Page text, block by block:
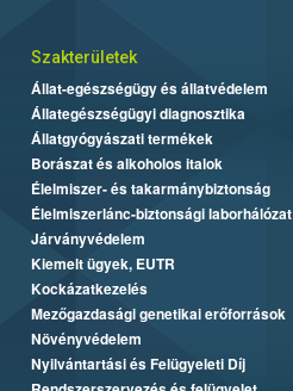
Szakterületek
Állat-egészségügy és állatvédelem
Állategészségügyi diagnosztika
Állatgyógyászati termékek
Borászat és alkoholos italok
Élelmiszer- és takarmánybiztonság
Élelmiszerlánc-biztonsági laborhálózat
Járványvédelem
Kiemelt ügyek, EUTR
Kockázatkezelés
Mezőgazdasági genetikai erőforrások
Növényvédelem
Nyilvántartási és Felügyeleti Díj